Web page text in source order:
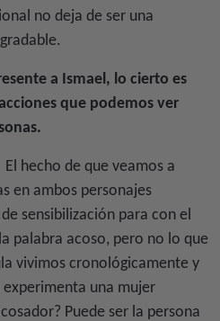
no deja de ser una
a Ismael, lo cierto es
que podemos ver
El hecho de que veamos a
en ambos personajes
sensibilización para con el
palabra acoso, pero no lo que
vivimos cronológicamente y
una mujer
Puede ser la persona